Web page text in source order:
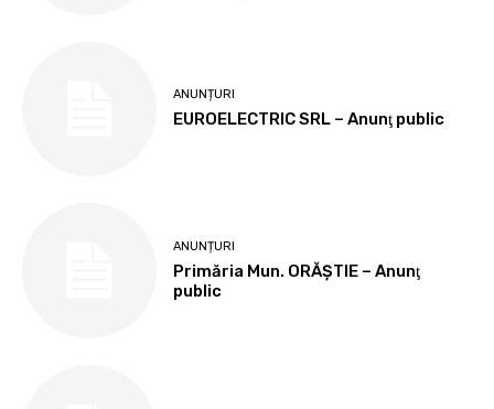
ANUNȚURI
EUROELECTRIC SRL – Anunţ public
ANUNȚURI
Primăria Mun. ORĂȘTIE – Anunţ
public